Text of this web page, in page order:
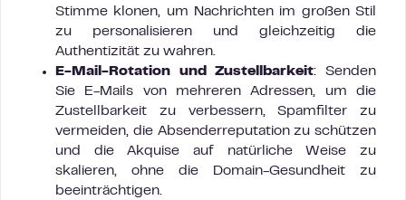
Stimme klonen, um Nachrichten im großen Stil
zu personalisieren und gleichzeitig die
Authentizität zu wahren.
E-Mail-Rotation und Zustellbarkeit: Senden
Sie E-Mails von mehreren Adressen, um die
Zustellbarkeit zu verbessern, Spamfilter zu
vermeiden, die Absenderreputation zu schützen
und die Akquise auf natürliche Weise zu
skalieren, ohne die Domain-Gesundheit zu
beeinträchtigen.